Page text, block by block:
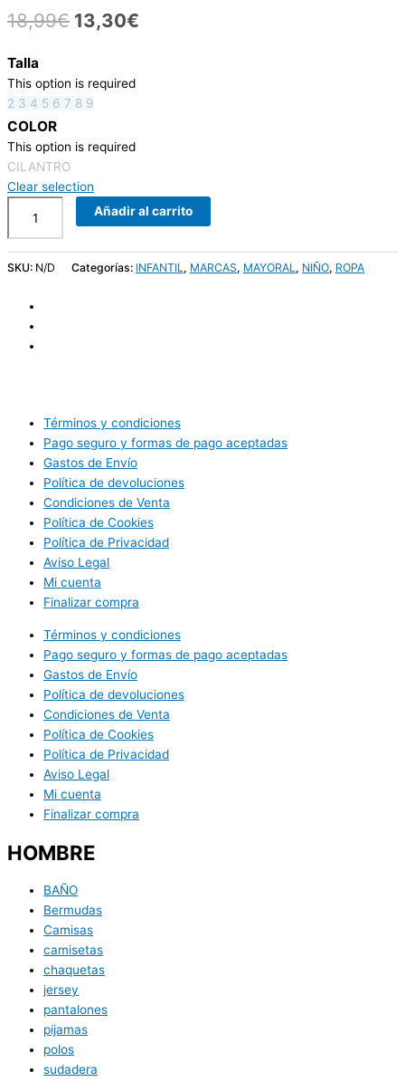
18,99€ 13,30€
Talla
This option is required
2 3 4 5 6 7 8 9
COLOR
This option is required
CILANTRO
Clear selection
Añadir al carrito
SKU: N/D Categorías: INFANTIL , MARCAS, MAYORAL , NIÑO, ROPA
Términos y condiciones
Pago seguro y formas de pago aceptadas
Gastos de Envío
Política de devoluciones
Condiciones de Venta
Política de Cookies
Política de Privacidad
Aviso Legal
Mi cuenta
Finalizar compra
Términos y condiciones
Pago seguro y formas de pago aceptadas
Gastos de Envío
Política de devoluciones
Condiciones de Venta
Política de Cookies
Política de Privacidad
Aviso Legal
Mi cuenta
Finalizar compra
HOMBRE
BAÑO
Bermudas
Camisas
camisetas
chaquetas
jersey
pantalones
pijamas
polos
sudadera